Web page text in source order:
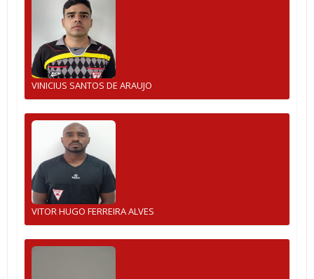
VINICIUS SANTOS DE ARAUJO
VITOR HUGO FERREIRA ALVES